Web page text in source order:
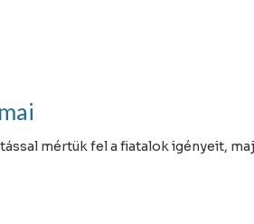
mértük fel a fiatalok igényeit,